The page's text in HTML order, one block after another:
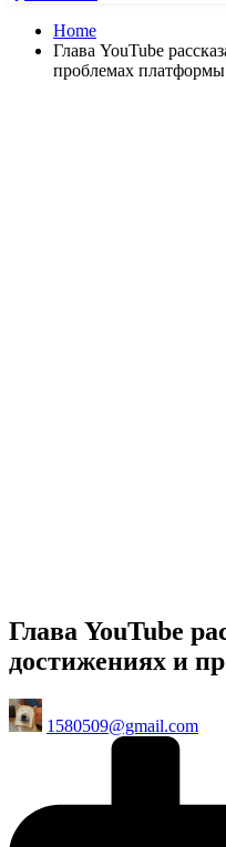
Home
Глава YouTube
проблемах платформы
Глава YouTube
достижениях и
Posted
by
1580509@gmail.com